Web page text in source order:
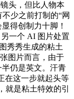
头，但比人物本
少之前打制的“网
得创制力十脚！
一个 AI 图片处置
秀秀生成的粘土
图片而言，由于
仍是英文。汗青
在这一步就起头等
是粘土特效的引